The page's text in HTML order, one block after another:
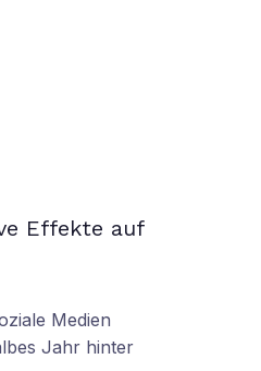
Effekte auf
Medien
Jahr hinter